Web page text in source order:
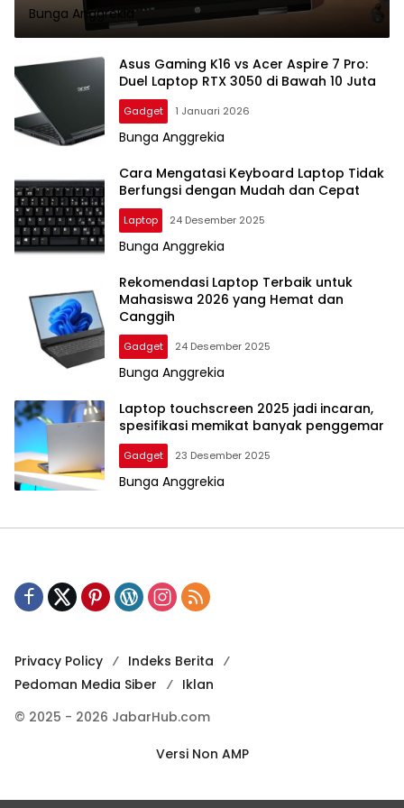
Bunga Anggrekia
Asus Gaming K16 vs Acer Aspire 7 Pro:
Duel Laptop RTX 3050 di Bawah 10 Juta
Gadget 1 Januari 2026
Bunga Anggrekia
Cara Mengatasi Keyboard Laptop Tidak
Berfungsi dengan Mudah dan Cepat
Laptop 24 Desember 2025
Bunga Anggrekia
Rekomendasi Laptop Terbaik untuk
Mahasiswa 2026 yang Hemat dan
Canggih
Gadget 24 Desember 2025
Bunga Anggrekia
Laptop touchscreen 2025 jadi incaran,
spesifikasi memikat banyak penggemar
Gadget 23 Desember 2025
Bunga Anggrekia
Privacy Policy
Indeks Berita
Pedoman Media Siber
Iklan
© 2025 - 2026 JabarHub.com
Versi Non AMP